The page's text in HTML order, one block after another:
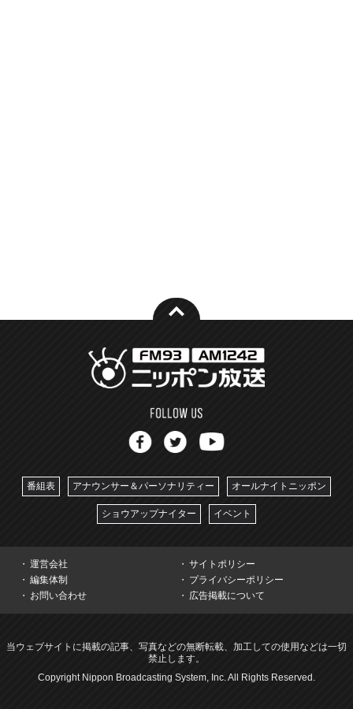
番組表 アナウンサー＆パーソナリティー オールナイトニッポン
ショウアップナイター イベント
運営会社
サイトポリシー
編集体制
プライバシーポリシー
お問い合わせ
広告掲載について
当ウェブサイトに掲載の記事、写真などの無断転載、加工しての使用などは一切
禁止します。
Copyright Nippon Broadcasting System, Inc. All Rights Reserved.